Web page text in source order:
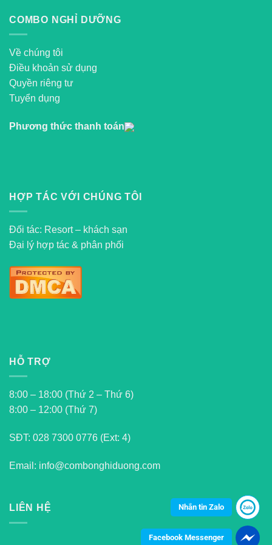
COMBO NGHỈ DƯỠNG
Về chúng tôi
Điều khoản sử dụng
Quyền riêng tư
Tuyển dụng
Phương thức thanh toán
HỢP TÁC VỚI CHÚNG TÔI
Đối tác: Resort – khách sạn
Đại lý hợp tác & phân phối
HỖ TRỢ
8:00 – 18:00 (Thứ 2 – Thứ 6)
8:00 – 12:00 (Thứ 7)
SĐT: 028 7300 0776 (Ext: 4)
Email: info@combonghiduong.com
LIÊN HỆ Nhắn tin Zalo
Facebook Messenger